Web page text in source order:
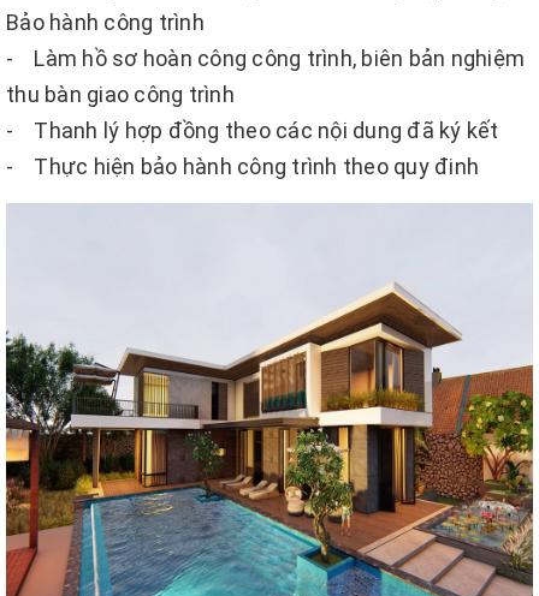
Bảo hành công trình
- Làm hồ sơ hoàn công công trình, biên bản nghiệm
thu bàn giao công trình
- Thanh lý hợp đồng theo các nội dung đã ký kết
- Thực hiện bảo hành công trình theo quy đinh